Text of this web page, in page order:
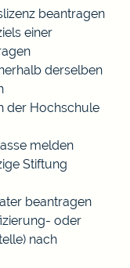
beantragen
einer
derselben
der Hochschule
melden
Stiftung
beantragen
oder
nach